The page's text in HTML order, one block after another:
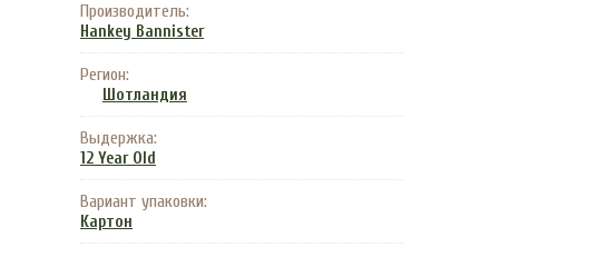
Производитель:
Hankey Bannister
Регион:
Шотландия
Выдержка:
12 Year Old
Вариант упаковки:
Картон